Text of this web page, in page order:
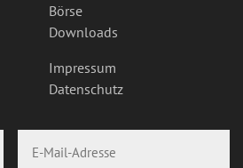
Börse
Downloads
Impressum
Datenschutz